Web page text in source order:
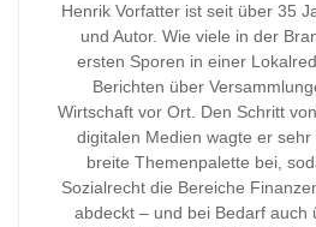
Henrik Vorfatter ist seit über 35
und Autor. Wie viele in der
ersten Sporen in einer
Berichten über
Wirtschaft vor Ort. Den Schritt
digitalen Medien wagte er
breite Themenpalette bei,
Sozialrecht die Bereiche
abdeckt – und bei Bedarf auch